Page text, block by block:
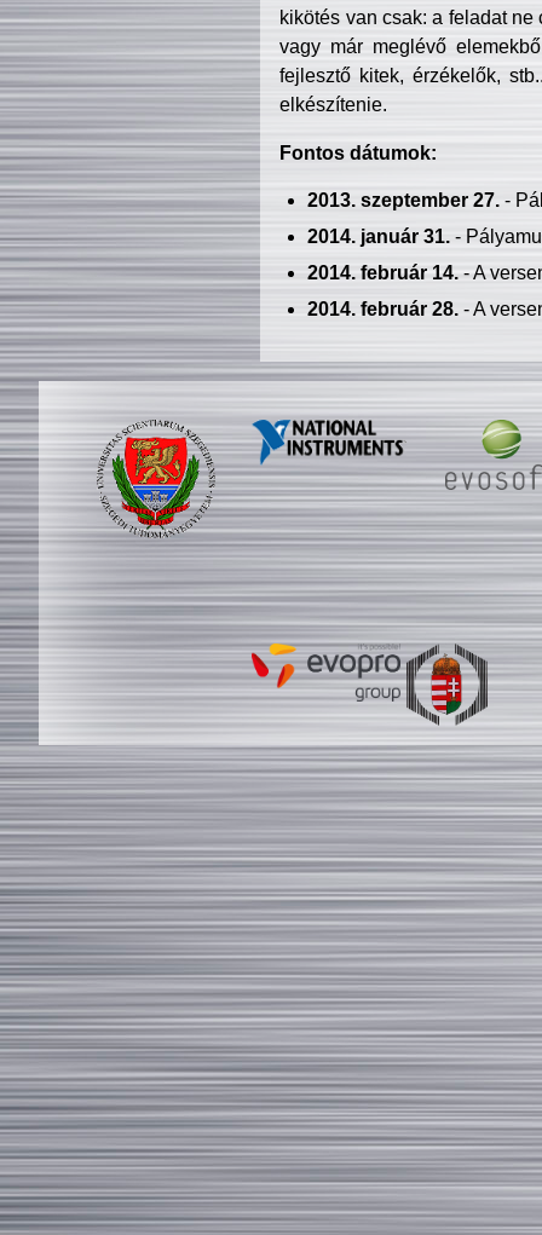
kikötés van csak: a feladat
vagy már meglévő
fejlesztő kitek, érzékelők,
elkészítenie.
Fontos dátumok:
2013. szeptember 27.-
2014. január 31.-
2014. február 14.- A
2014. február 28.- A